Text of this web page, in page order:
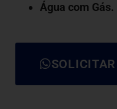
Água com Gás.